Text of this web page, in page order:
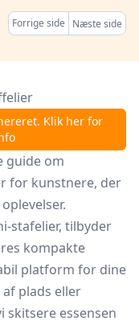
Forrige side Næste side
Klik her for
guide om
for kunstnere, der
stafelier, tilbyder
kompakte
platform for dine
plads eller
skitsere essensen